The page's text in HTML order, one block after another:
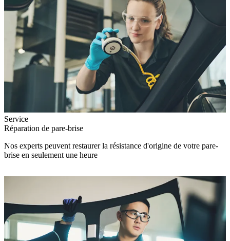
Service
Réparation de pare-brise
Nos experts peuvent restaurer la résistance d'origine de votre pare-
brise en seulement une heure